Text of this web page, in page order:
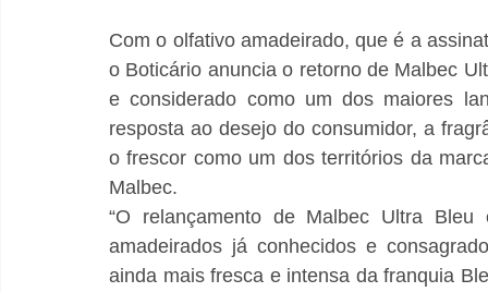
Com o olfativo amadeirado, que é a
o Boticário anuncia o retorno de Malbec
e considerado como um dos maiores
resposta ao desejo do consumidor, a
o frescor como um dos territórios da
Malbec.
“O relançamento de Malbec Ultra
amadeirados já conhecidos e
ainda mais fresca e intensa da franquia